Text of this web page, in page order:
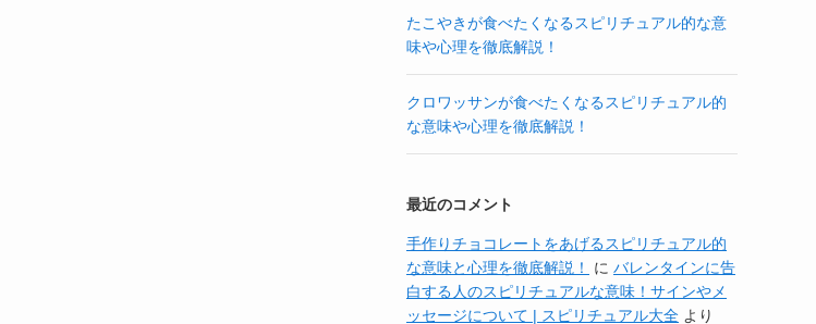
たこやきが食べたくなるスピリチュアル的な意
味や心理を徹底解説！
クロワッサンが食べたくなるスピリチュアル的
な意味や心理を徹底解説！
最近のコメント
手作りチョコレートをあげるスピリチュアル的
な意味と心理を徹底解説！
に バレンタインに告
白する人のスピリチュアルな意味！サインやメ
ッセージについて | スピリチュアル大全 より